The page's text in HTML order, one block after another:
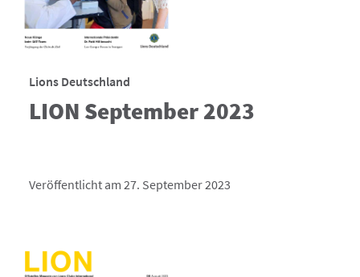
Lions Deutschland
LION September 2023
Veröffentlicht am 27. September 2023